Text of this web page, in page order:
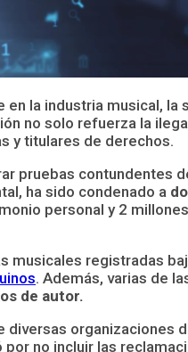
la industria musical, la
no solo refuerza la
y titulares de derechos.
pruebas contundentes
ha sido condenado a
personal y 2
musicales registradas
. Además, varias de
de autor.
diversas organizaciones
no incluir las